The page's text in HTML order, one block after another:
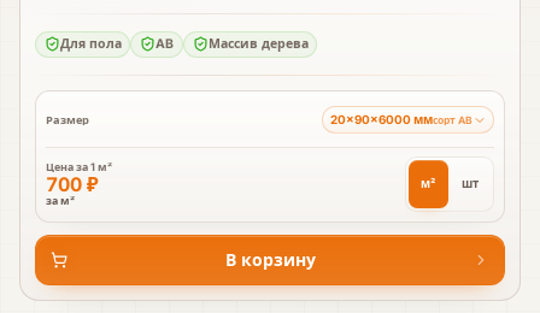
Для пола AB Массив дерева
Размер 20×90×6000 ммсорт AB
Цена за1 м²
700 ₽
за м²
м² шт
В корзину